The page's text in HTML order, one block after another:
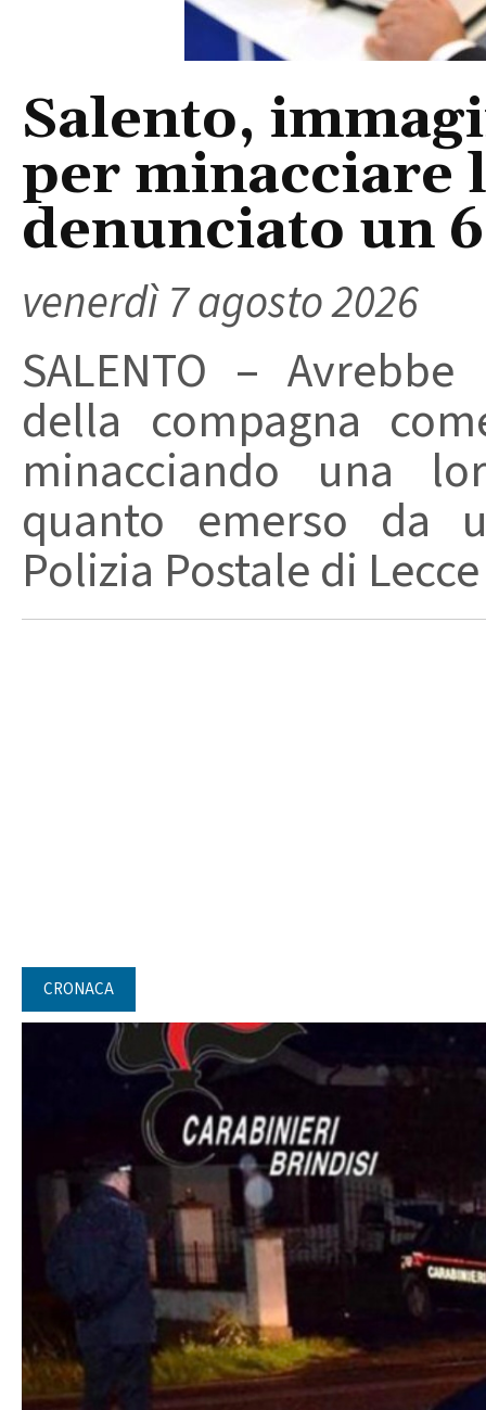
Salento,
per minacciare
denunciato un
venerdì 7 agosto 2026
SALENTO –
della compagna
minacciando una
quanto emerso da
Polizia Postale di
CRONACA